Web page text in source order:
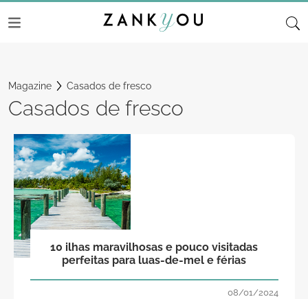
Magazine Casados de fresco
Casados de fresco
10 ilhas maravilhosas e pouco visitadas
perfeitas para luas-de-mel e férias
08/01/2024